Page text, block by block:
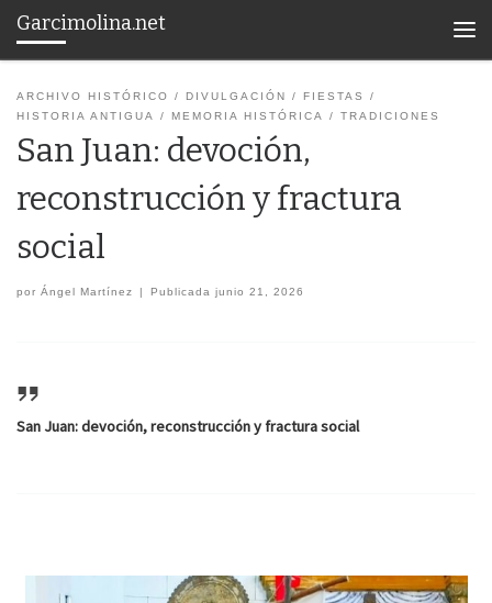
Saltar al contenido
Garcimolina.net
ARCHIVO HISTÓRICO DIVULGACIÓN
FIESTAS
HISTORIA ANTIGUA
MEMORIA HISTÓRICA TRADICIONES
San Juan: devoción,
reconstrucción y fractura
social
por Ángel Martínez | Publicadajunio 21, 2026
San Juan: devoción, reconstrucción y fractura social